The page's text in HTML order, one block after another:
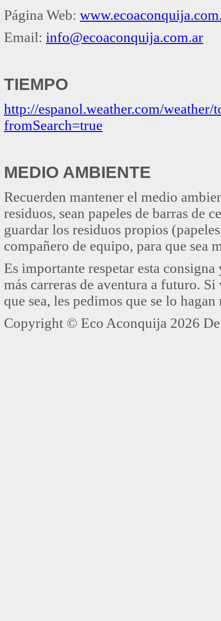
Página Web:
Email: info@ecoaconquija.com.ar
TIEMPO
http://espanol.weather.com/
fromSearch=true
MEDIO AMBIENTE
Recuerden mantener el medio
residuos, sean papeles de barras de
guardar los residuos propios
compañero de equipo, para que sea
Es importante respetar esta
más carreras de aventura a futuro.
que sea, les pedimos que se lo
Copyright © Eco Aconquija 2026